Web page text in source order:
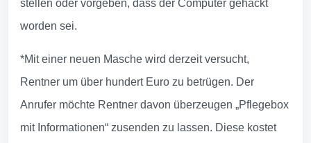
stellen oder vorgeben, dass der Computer gehackt
worden sei.
*Mit einer neuen Masche wird derzeit versucht,
Rentner um über hundert Euro zu betrügen. Der
Anrufer möchte Rentner davon überzeugen „Pflegebox
mit Informationen“ zusenden zu lassen. Diese kostet